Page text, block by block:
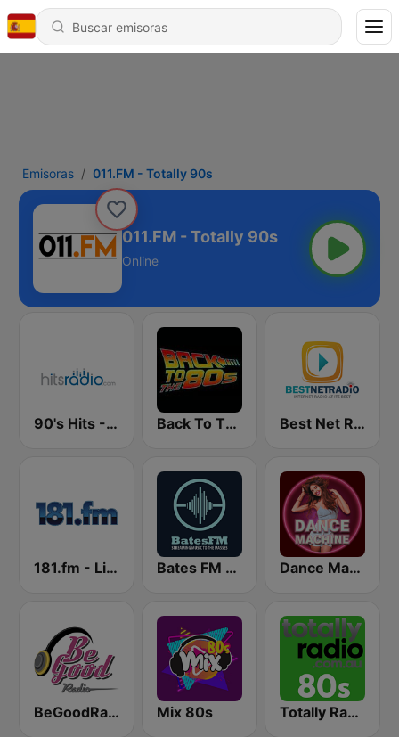
Emisoras 011.FM - Totally 90s
011.FM - Totally 90s
Online
90's Hits - Hits Radio Back To The 80's Radio Best Net Radio - 80s and 90s Mix
181.fm - Lite 90's Bates FM - 90s Mix Dance Machine
BeGoodRadio - 80s Pop Rock Mix 80s Totally Radio 80s